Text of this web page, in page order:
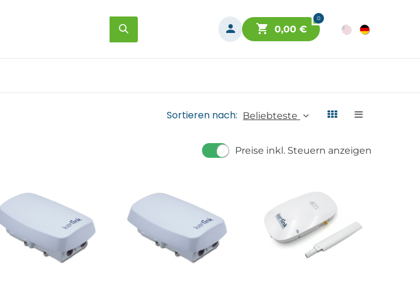
0
0,00€
Sortieren nach: Beliebteste
Preise inkl. Steuern anzeigen